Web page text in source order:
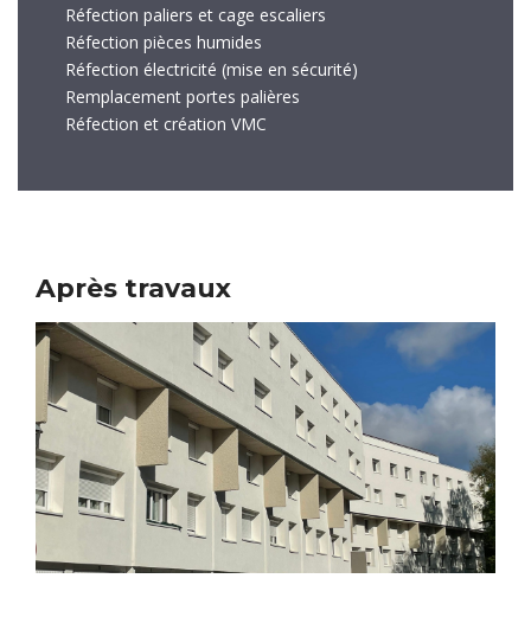
Réfection paliers et cage escaliers
Réfection pièces humides
Réfection électricité (mise en sécurité)
Remplacement portes palières
Réfection et création VMC
Après travaux